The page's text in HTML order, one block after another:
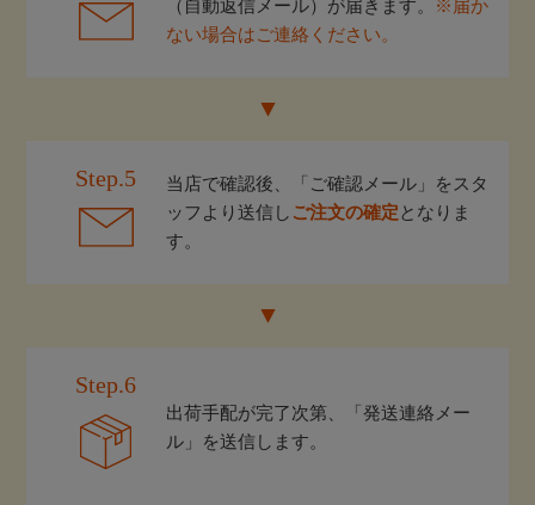
（自動返信メール）が届きます。
※届か
ない場合はご連絡ください。
Step.5
当店で確認後、「ご確認メール」をスタ
ッフより送信し ご注文の確定となりま
す。
Step.6
出荷手配が完了次第、「発送連絡メー
ル」を送信します。